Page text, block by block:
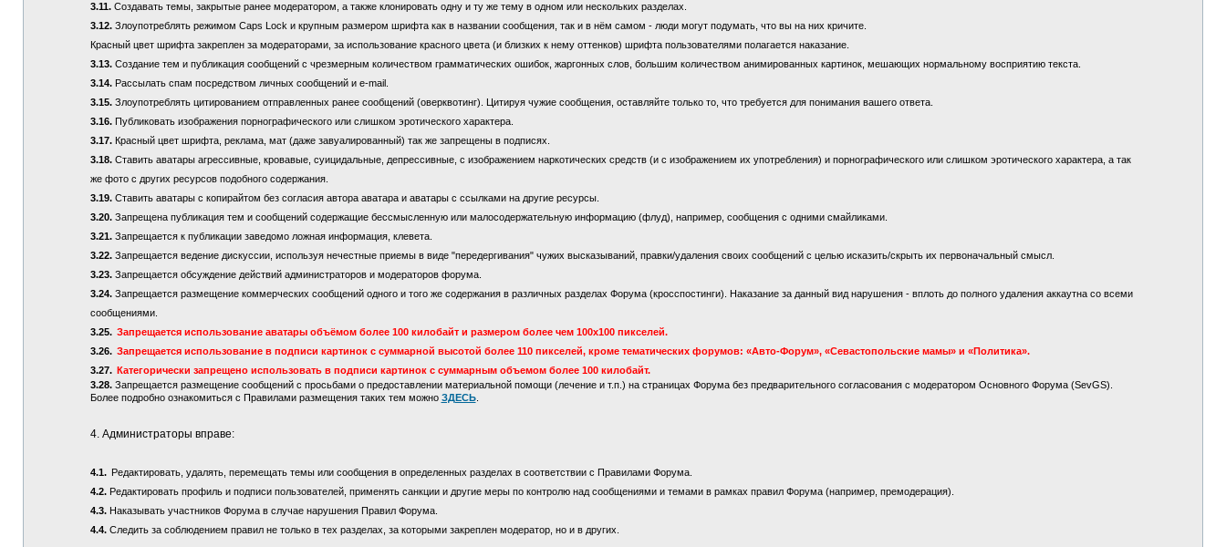
3.11.Создавать темы, закрытые ранее модератором, а также клонировать одну и ту же тему в одном или нескольких разделах.
3.12.Злоупотреблять режимом Caps Lock и крупным размером шрифта как в названии сообщения, так и в нём самом - люди могут подумать, что вы на них кричите.
Красный цвет шрифта закреплен за модераторами, за использование красного цвета (и близких к нему оттенков) шрифта пользователями полагается наказание.
3.13.Создание тем и публикация сообщений с чрезмерным количеством грамматических ошибок, жаргонных слов, большим количеством анимированных картинок, мешающих нормальному восприятию текста.
3.14.Рассылать спам посредством личных сообщений и e-mail.
3.15.Злоупотреблять цитированием отправленных ранее сообщений (оверквотинг). Цитируя чужие сообщения, оставляйте только то, что требуется для понимания вашего ответа.
3.16.Публиковать изображения порнографического или слишком эротического характера.
3.17.Красный цвет шрифта, реклама, мат (даже завуалированный) так же запрещены в подписях.
3.18.Ставить аватары агрессивные, кровавые, суицидальные, депрессивные, с изображением наркотических средств (и с изображением их употребления) и порнографического или слишком эротического характера, а так
же фото с других ресурсов подобного содержания.
3.19.Ставить аватары с копирайтом без согласия автора аватара и аватары с ссылками на другие ресурсы.
3.20.Запрещена публикация тем и сообщений содержащие бессмысленную или малосодержательную информацию (флуд), например, сообщения с одними смайликами.
3.21.Запрещается к публикации заведомо ложная информация, клевета.
3.22.Запрещается ведение дискуссии, используя нечестные приемы в виде "передергивания" чужих высказываний, правки/удаления своих сообщений с целью исказить/скрыть их первоначальный смысл.
3.23.Запрещается обсуждение действий администраторов и модераторов форума.
3.24.Запрещается размещение коммерческих сообщений одного и того же содержания в различных разделах Форума (кросспостинги). Наказание за данный вид нарушения - вплоть до полного удаления аккаутна со всеми
сообщениями.
3.25. Запрещается использование аватары объёмом более 100 килобайт и размером более чем 100х100 пикселей.
3.26. Запрещается использование в подписи картинок с суммарной высотой более 110 пикселей, кроме тематических форумов: «Авто-Форум», «Севастопольские мамы» и «Политика».
3.27. Категорически запрещено использовать в подписи картинок с суммарным объемом более 100 килобайт.
3.28. Запрещается размещение сообщений с просьбами о предоставлении материальной помощи (лечение и т.п.) на страницах Форума без предварительного согласования с модератором Основного Форума (SevGS).
Более подробно ознакомиться с Правилами размещения таких тем можно ЗДЕСЬ.
4. Администраторы вправе:
4.1. Редактировать, удалять, перемещать темы или сообщения в определенных разделах в соответствии с Правилами Форума.
4.2.Редактировать профиль и подписи пользователей, применять санкции и другие меры по контролю над сообщениями и темами в рамках правил Форума (например, премодерация).
4.3.Наказывать участников Форума в случае нарушения Правил Форума.
4.4.Следить за соблюдением правил не только в тех разделах, за которыми закреплен модератор, но и в других.